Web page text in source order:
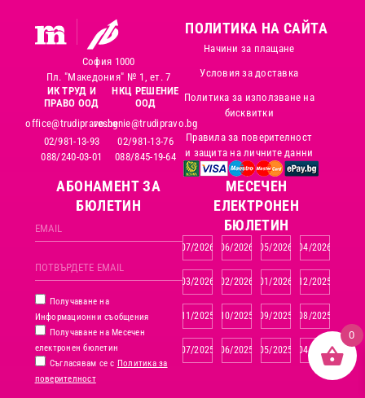
София 1000
Пл. "Македония" № 1, ет. 7
ИК ТРУД И
ПРАВО ООД
office@trudipravo.bg
02/981-13-93
088/240-03-01
НКЦ РЕШЕНИЕ
ООД
reshenie@trudipravo.bg
02/981-13-76
088/845-19-64
ПОЛИТИКА НА САЙТА
Начини за плащане
Условия за доставка
Политика за използване на
бисквитки
Правила за поверителност
и защита на личните данни
АБОНАМЕНТ ЗА
БЮЛЕТИН
Получаване на
Информационни съобщения
Получаване на Месечен
електронен бюлетин
Съгласявам се с Политика за
поверителност
MЕСЕЧЕН
ЕЛЕКТРОНЕН
БЮЛЕТИН
07/2026 06/2026 05/2026 04/2026
03/2026 02/2026 01/2026 12/2025
11/2025 10/2025 09/2025 08/2025
07/2025 06/2025 05/2025 04/2025
0